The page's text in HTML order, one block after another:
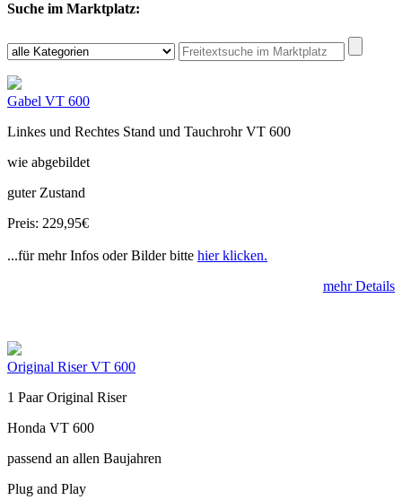
Suche im Marktplatz:
Gabel VT 600
Linkes und Rechtes Stand und Tauchrohr VT 600
wie abgebildet
guter Zustand
Preis: 229,95€
...für mehr Infos oder Bilder bitte hier klicken.
mehr Details
Original Riser VT 600
1 Paar Original Riser
Honda VT 600
passend an allen Baujahren
Plug and Play